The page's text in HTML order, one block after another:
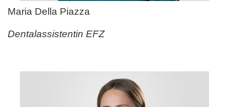
Maria Della Piazza
Dentalassistentin EFZ